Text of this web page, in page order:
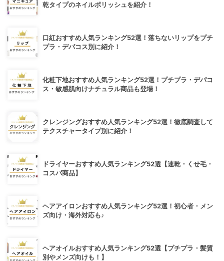
乾タイプのネイルポリッシュを紹介！
口紅おすすめ人気ランキング52選！落ちないリップをプチ
プラ・デパコス別に紹介！
化粧下地おすすめ人気ランキング52選！プチプラ・デパコ
ス・敏感肌向けナチュラル商品も登場！
クレンジングおすすめ人気ランキング52選！徹底調査して
テクスチャータイプ別に紹介！
ドライヤーおすすめ人気ランキング52選【速乾・くせ毛・
コスパ商品】
ヘアアイロンおすすめ人気ランキング52選！初心者・メン
ズ向け・海外対応も♪
ヘアオイルおすすめ人気ランキング52選【プチプラ・髪質
別やメンズ向けも！】